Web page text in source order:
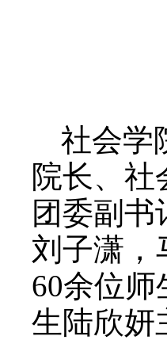
社会学
院长、社
团委副
刘子潇，
60余位
生陆欣妍